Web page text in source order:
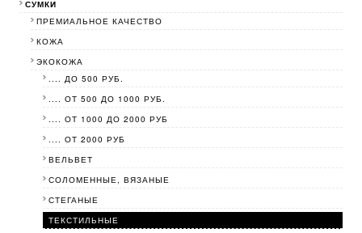
СУМКИ
ПРЕМИАЛЬНОЕ КАЧЕСТВО
КОЖА
ЭКОКОЖА
.... ДО 500 РУБ.
.... ОТ 500 ДО 1000 РУБ.
.... ОТ 1000 ДО 2000 РУБ
.... ОТ 2000 РУБ
ВЕЛЬВЕТ
СОЛОМЕННЫЕ, ВЯЗАНЫЕ
СТЕГАНЫЕ
ТЕКСТИЛЬНЫЕ